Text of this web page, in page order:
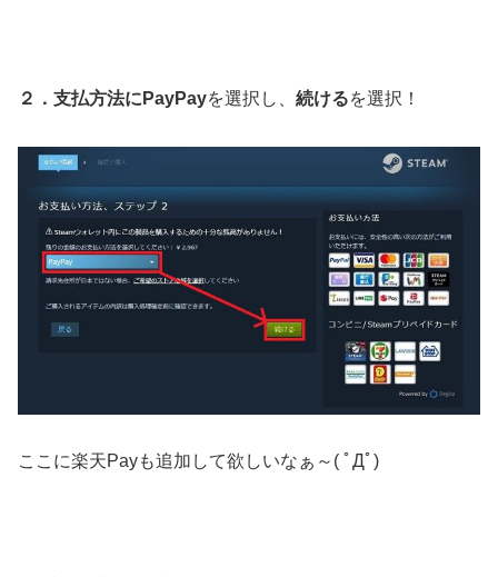
２．支払方法にPayPayを選択し、 続けるを選択！
ここに楽天Payも追加して欲しいなぁ～( ﾟДﾟ)